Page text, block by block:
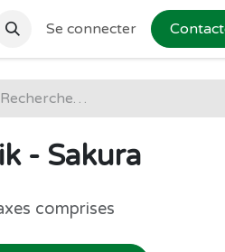
Se connecter
- Sakura
comprises